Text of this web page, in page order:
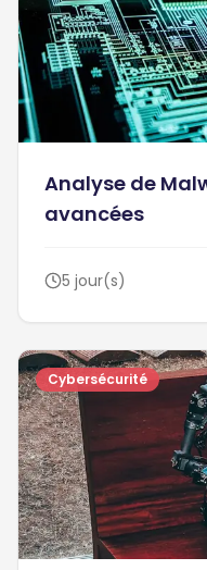
Analyse de
avancées
5 jour(s)
Cybersécurité